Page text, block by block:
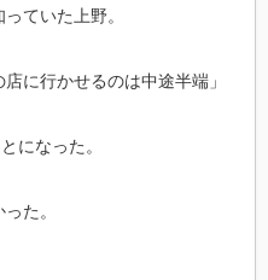
ていた上野。
に行かせるのは中途半端」
になった。
た。